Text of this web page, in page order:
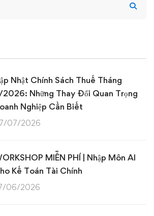
Nhật Chính Sách Thuế Tháng
Những Thay Đổi Quan Trọng
Nghiệp Cần Biết
07/2026
MIỄN PHÍ | Nhập Môn AI
Kế Toán Tài Chính
06/2026